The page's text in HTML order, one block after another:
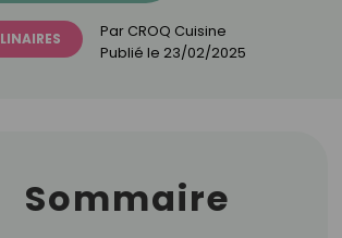
Par CROQ Cuisine
Publié le 23/02/2025
Sommaire